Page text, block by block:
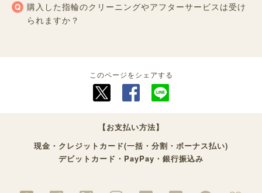
購入した指輪のクリーニングやアフターサービスは受け
られますか？
このページをシェアする
【お支払い方法】
現金・クレジットカード(一括・分割・ボーナス払い)
デビットカード・PayPay・銀行振込み